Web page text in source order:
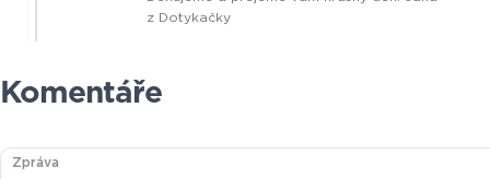
z Dotykačky
Komentáře